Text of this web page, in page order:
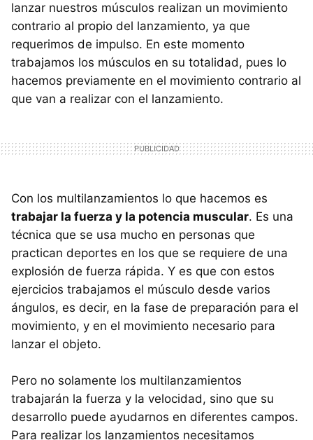
lanzar nuestros músculos realizan un movimiento
contrario al propio del lanzamiento, ya que
requerimos de impulso. En este momento
trabajamos los músculos en su totalidad, pues lo
hacemos previamente en el movimiento contrario al
que van a realizar con el lanzamiento.
Con los multilanzamientos lo que hacemos es
trabajar la fuerza y la potencia muscular. Es una
técnica que se usa mucho en personas que
practican deportes en los que se requiere de una
explosión de fuerza rápida. Y es que con estos
ejercicios trabajamos el músculo desde varios
ángulos, es decir, en la fase de preparación para el
movimiento, y en el movimiento necesario para
lanzar el objeto.
Pero no solamente los multilanzamientos
trabajarán la fuerza y la velocidad, sino que su
desarrollo puede ayudarnos en diferentes campos.
Para realizar los lanzamientos necesitamos